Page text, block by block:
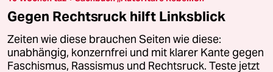
Gegen Rechtsruck hilft Linksblick
Zeiten wie diese brauchen Seiten wie diese:
unabhängig, konzernfrei und mit klarer Kante gegen
Faschismus, Rassismus und Rechtsruck. Teste jetzt